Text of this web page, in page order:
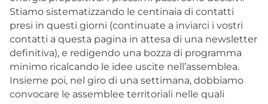
Stiamo sistematizzando le centinaia di contatti
presi in questi giorni (continuate a inviarci i vostri
contatti a questa pagina in attesa di una newsletter
definitiva), e redigendo una bozza di programma
minimo ricalcando le idee uscite nell’assemblea.
Insieme poi, nel giro di una settimana, dobbiamo
convocare le assemblee territoriali nelle quali